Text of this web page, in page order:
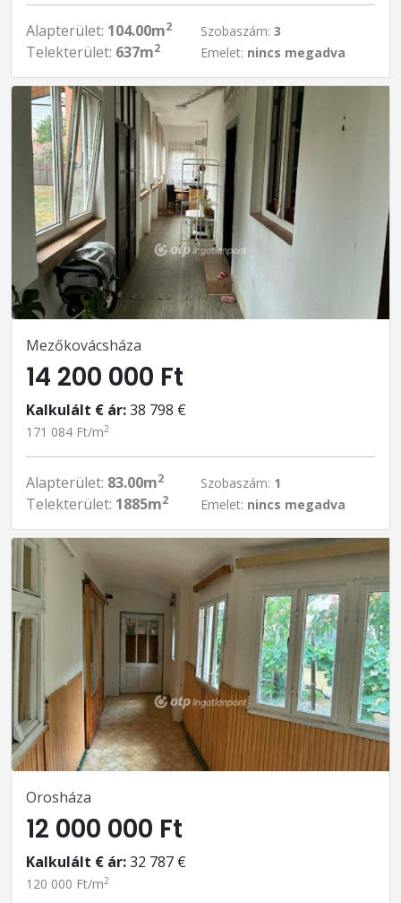
Alapterület: 104.00m2
Telekterület: 637m2
Szobaszám: 3
Emelet: nincs megadva
Mezőkovácsháza
14 200 000 Ft
Kalkulált € ár:38 798 €
171 084 Ft/m2
Alapterület: 83.00m2
Telekterület: 1885m2
Szobaszám: 1
Emelet: nincs megadva
Orosháza
12 000 000 Ft
Kalkulált € ár:32 787 €
120 000 Ft/m2